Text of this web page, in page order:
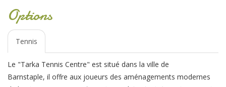
Options
Tennis
Le "Tarka Tennis Centre" est situé dans la ville de
Barnstaple, il offre aux joueurs des aménagements modernes